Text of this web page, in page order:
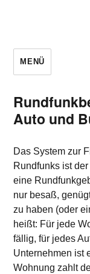
MENÜ
Auto und
Das System zur
Rundfunks ist der
eine
nur besaß,
zu haben (oder
heißt: Für jede
fällig, für jedes
Unternehmen ist
Wohnung zahlt